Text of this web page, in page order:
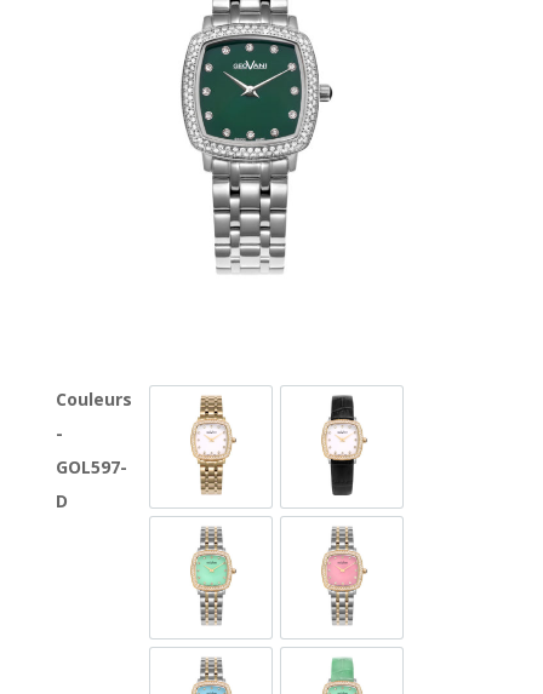
Couleurs
-
GOL597-
D
GOL597-GG-D-1GOL597-GL-D-1
GOL597-SG-D-12AGOL597-SG-D-6